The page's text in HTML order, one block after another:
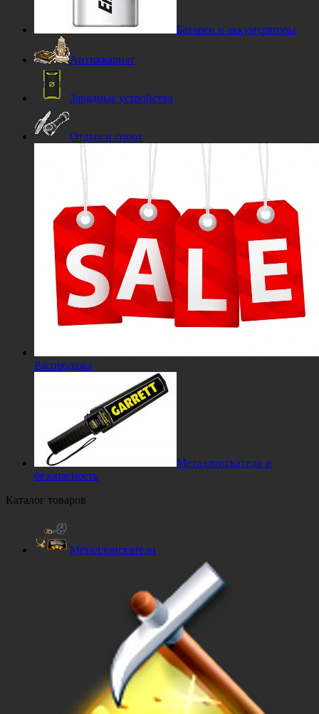
Батареи и аккумуляторы
Антиквариат
Зарядные устройства
Отдых и спорт
Распродажа
Металлоискатели и
безопасность
Каталог товаров
Металлоискатели